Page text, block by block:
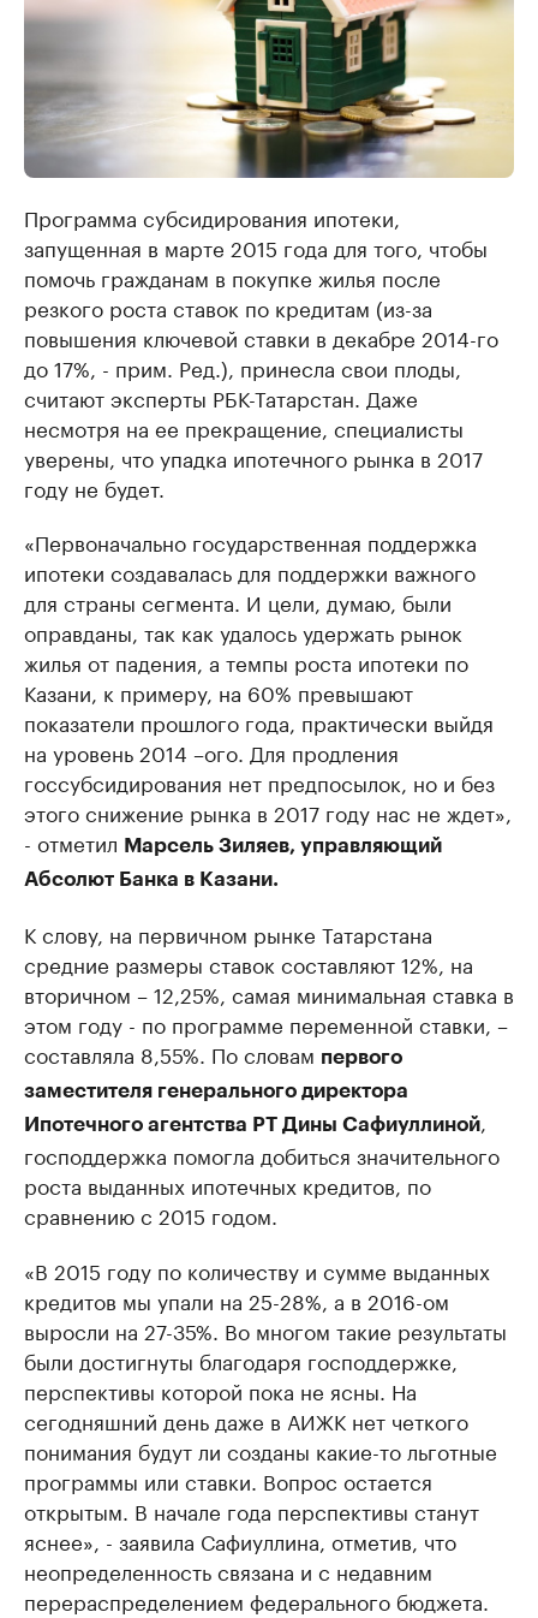
Программа субсидирования ипотеки,
запущенная в марте 2015 года для того, чтобы
помочь гражданам в покупке жилья после
резкого роста ставок по кредитам (из-за
повышения ключевой ставки в декабре 2014-го
до 17%, - прим. Ред.), принесла свои плоды,
считают эксперты РБК-Татарстан. Даже
несмотря на ее прекращение, специалисты
уверены, что упадка ипотечного рынка в 2017
году не будет.
«Первоначально государственная поддержка
ипотеки создавалась для поддержки важного
для страны сегмента. И цели, думаю, были
оправданы, так как удалось удержать рынок
жилья от падения, а темпы роста ипотеки по
Казани, к примеру, на 60% превышают
показатели прошлого года, практически выйдя
на уровень 2014 –ого. Для продления
госсубсидирования нет предпосылок, но и без
этого снижение рынка в 2017 году нас не ждет»,
- отметил Марсель Зиляев, управляющий
Абсолют Банка в Казани.
К слову, на первичном рынке Татарстана
средние размеры ставок составляют 12%, на
вторичном – 12,25%, самая минимальная ставка в
этом году - по программе переменной ставки, –
составляла 8,55%. По словам первого
заместителя генерального директора
Ипотечного агентства РТ Дины Сафиуллиной,
господдержка помогла добиться значительного
роста выданных ипотечных кредитов, по
сравнению с 2015 годом.
«В 2015 году по количеству и сумме выданных
кредитов мы упали на 25-28%, а в 2016-ом
выросли на 27-35%. Во многом такие результаты
были достигнуты благодаря господдержке,
перспективы которой пока не ясны. На
сегодняшний день даже в АИЖК нет четкого
понимания будут ли созданы какие-то льготные
программы или ставки. Вопрос остается
открытым. В начале года перспективы станут
яснее», - заявила Сафиуллина, отметив, что
неопределенность связана и с недавним
перераспределением федерального бюджета.